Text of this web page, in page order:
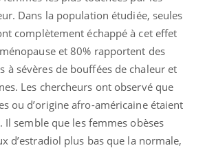
Dans la population étudiée, seules
complètement échappé à cet effet
et 80% rapportent des
à sévères de bouffées de chaleur et
Les chercheurs ont observé que
ou d’origine afro-américaine étaient
Il semble que les femmes obèses
d’estradiol plus bas que la normale,